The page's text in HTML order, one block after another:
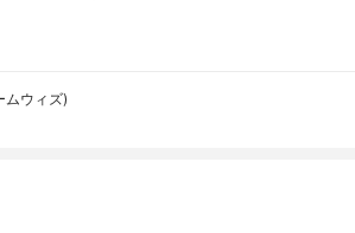
ムウィズ)